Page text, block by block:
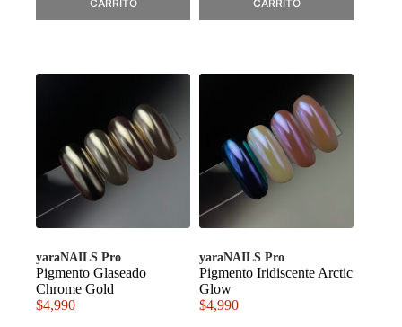
CARRITO
CARRITO
yaraNAILS Pro
Pigmento Glaseado
Chrome Gold
$4,990
yaraNAILS Pro
Pigmento Iridiscente Arctic
Glow
$4,990